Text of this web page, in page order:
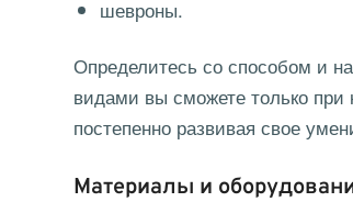
шевроны.
Определитесь со способом и
видами вы сможете только
постепенно развивая свое
Материалы и